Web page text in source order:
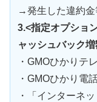
→発生した違約金
3.<指定オプショ
ャッシュバック
・GMOひかりテ
・GMOひかり電
・「インターネ